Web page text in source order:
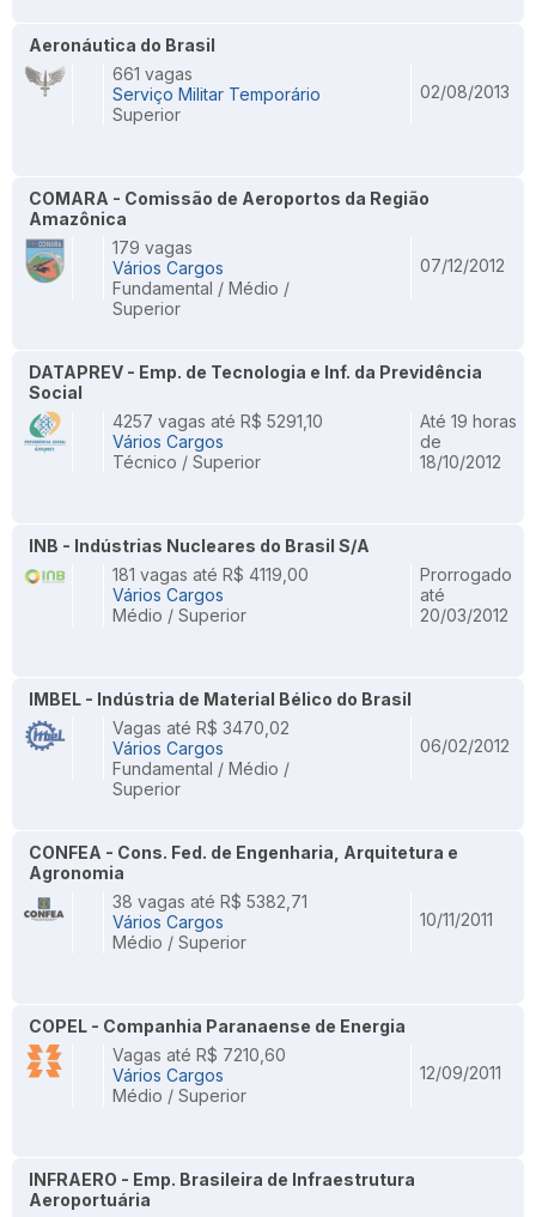
Aeronáutica do Brasil
661 vagas
Serviço Militar Temporário
Superior
02/08/2013
COMARA - Comissão de Aeroportos da Região
Amazônica
179 vagas
Vários Cargos
Fundamental / Médio /
Superior
07/12/2012
DATAPREV - Emp. de Tecnologia e Inf. da Previdência
Social
4257 vagas até R$ 5291,10
Vários Cargos
Técnico / Superior
Até 19 horas
de
18/10/2012
INB - Indústrias Nucleares do Brasil S/A
181 vagas até R$ 4119,00
Vários Cargos
Médio / Superior
Prorrogado
até
20/03/2012
IMBEL - Indústria de Material Bélico do Brasil
Vagas até R$ 3470,02
Vários Cargos
Fundamental / Médio /
Superior
06/02/2012
CONFEA - Cons. Fed. de Engenharia, Arquitetura e
Agronomia
38 vagas até R$ 5382,71
Vários Cargos
Médio / Superior
10/11/2011
COPEL - Companhia Paranaense de Energia
Vagas até R$ 7210,60
Vários Cargos
Médio / Superior
12/09/2011
INFRAERO - Emp. Brasileira de Infraestrutura
Aeroportuária